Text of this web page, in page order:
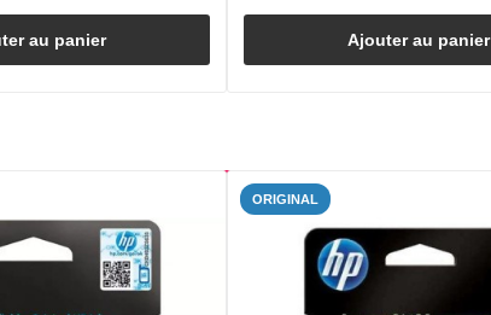
au panier Ajouter au panier
ORIGINAL